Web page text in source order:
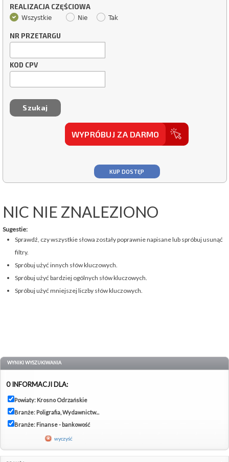
REALIZACJA CZĘŚCIOWA
Wszystkie Nie Tak
NR PRZETARGU
KOD CPV
WYPRÓBUJ ZA DARMO
KUP DOSTĘP
NIC NIE ZNALEZIONO
Sugestie:
Sprawdź, czy wszystkie słowa zostały poprawnie napisane lub spróbuj usunąć
filtry.
Spróbuj użyć innych słów kluczowych.
Spróbuj użyć bardziej ogólnych słów kluczowych.
Spróbuj użyć mniejszej liczby słów kluczowych.
WYNIKI WYSZUKIWANIA
0 INFORMACJI DLA:
Powiaty: Krosno Odrzańskie
Branże: Poligrafia, Wydawnictw...
Branże: Finanse - bankowość
wyczyść